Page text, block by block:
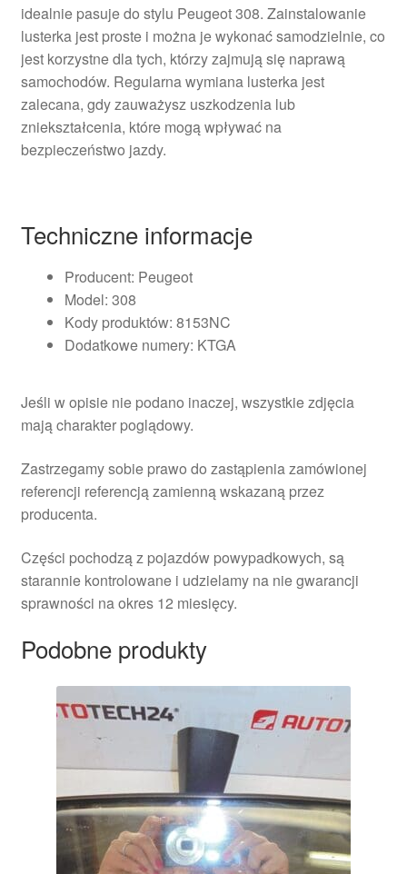
idealnie pasuje do stylu Peugeot 308. Zainstalowanie
lusterka jest proste i można je wykonać samodzielnie, co
jest korzystne dla tych, którzy zajmują się naprawą
samochodów. Regularna wymiana lusterka jest
zalecana, gdy zauważysz uszkodzenia lub
zniekształcenia, które mogą wpływać na
bezpieczeństwo jazdy.
Techniczne informacje
Producent: Peugeot
Model: 308
Kody produktów: 8153NC
Dodatkowe numery: KTGA
Jeśli w opisie nie podano inaczej, wszystkie zdjęcia
mają charakter poglądowy.
Zastrzegamy sobie prawo do zastąpienia zamówionej
referencji referencją zamienną wskazaną przez
producenta.
Części pochodzą z pojazdów powypadkowych, są
starannie kontrolowane i udzielamy na nie gwarancji
sprawności na okres 12 miesięcy.
Podobne produkty